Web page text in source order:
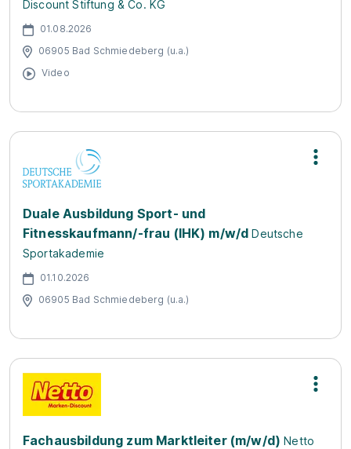
Discount Stiftung & Co. KG
01.08.2026
06905 Bad Schmiedeberg (u.a.)
Video
Duale Ausbildung Sport- und
Fitnesskaufmann/-frau (IHK) m/w/d Deutsche
Sportakademie
01.10.2026
06905 Bad Schmiedeberg (u.a.)
Fachausbildung zum Marktleiter (m/w/d) Netto